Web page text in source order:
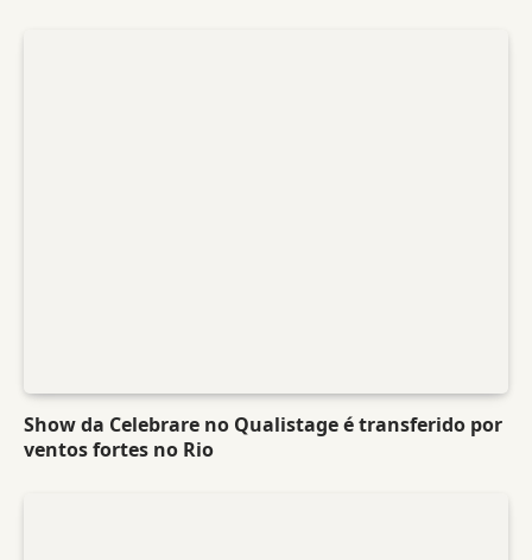
Show da Celebrare no Qualistage é transferido por
ventos fortes no Rio